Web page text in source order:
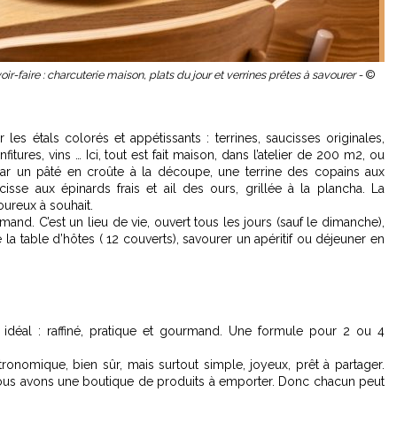
faire : charcuterie maison, plats du jour et verrines prêtes à savourer - ©
étals colorés et appétissants : terrines, saucisses originales,
vins … Ici, tout est fait maison, dans l’atelier de 200 m2, ou
un pâté en croûte à la découpe, une terrine des copains aux
aux épinards frais et ail des ours, grillée à la plancha. La
à souhait.
C’est un lieu de vie, ouvert tous les jours (sauf le dimanche),
table d’hôtes ( 12 couverts), savourer un apéritif ou déjeuner en
idéal : raffiné, pratique et gourmand. Une formule pour 2 ou 4
bien sûr, mais surtout simple, joyeux, prêt à partager.
avons une boutique de produits à emporter. Donc chacun peut